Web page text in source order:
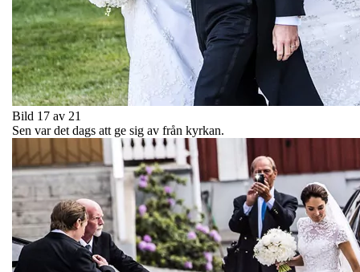
Bild 17 av 21
Sen var det dags att ge sig av från kyrkan.